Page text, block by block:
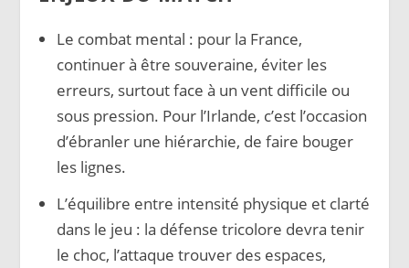
Le combat mental : pour la France,
continuer à être souveraine, éviter les
erreurs, surtout face à un vent difficile ou
sous pression. Pour l’Irlande, c’est l’occasion
d’ébranler une hiérarchie, de faire bouger
les lignes.
L’équilibre entre intensité physique et clarté
dans le jeu : la défense tricolore devra tenir
le choc, l’attaque trouver des espaces,